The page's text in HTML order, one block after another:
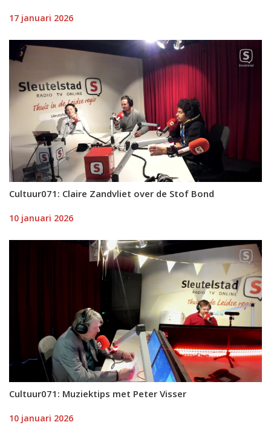
17 januari 2026
Cultuur071: Claire Zandvliet over de Stof Bond
10 januari 2026
Cultuur071: Muziektips met Peter Visser
10 januari 2026